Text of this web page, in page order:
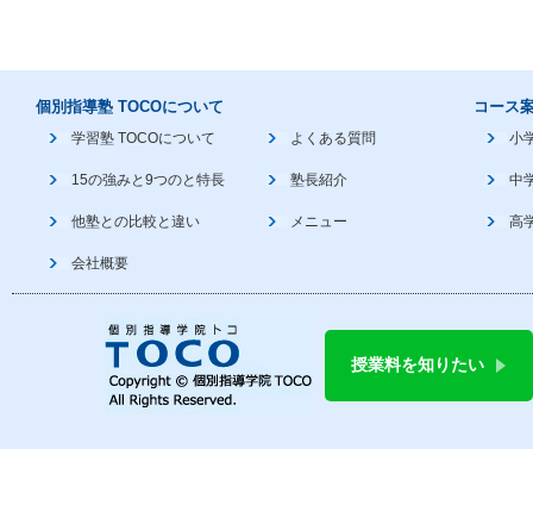
個別指導塾 TOCOについて
学習塾 TOCOについて
15の強みと9つのと特長
他塾との比較と違い
会社概要
よくある質問
塾長紹介
メニュー
コース
小
中
高
授業料を知りたい